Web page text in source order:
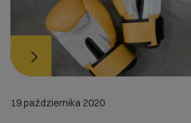
19 października 2020